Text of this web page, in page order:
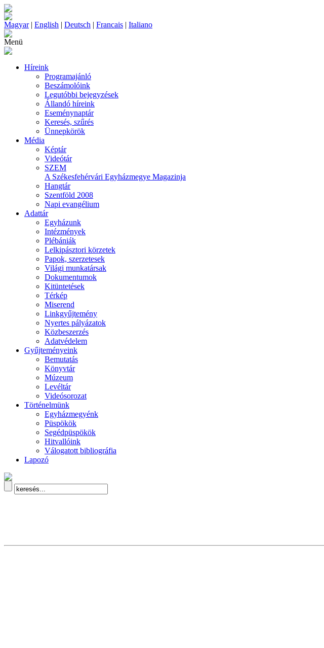
Magyar| English | Deutsch | Francais | Italiano
Menü
Híreink
Programajánló
Beszámolóink
Legutóbbi bejegyzések
Állandó híreink
Eseménynaptár
Keresés, szűrés
Ünnepkörök
Média
Képtár
Videótár
SZEM
A Székesfehérvári Egyházmegye Magazinja
Hangtár
Szentföld 2008
Napi evangélium
Adattár
Egyházunk
Intézmények
Plébániák
Lelkipásztori körzetek
Papok, szerzetesek
Világi munkatársak
Dokumentumok
Kitüntetések
Térkép
Miserend
Linkgyűjtemény
Nyertes pályázatok
Közbeszerzés
Adatvédelem
Gyűjteményeink
Bemutatás
Könyvtár
Múzeum
Levéltár
Videósorozat
Történelmünk
Egyházmegyénk
Püspökök
Segédpüspökök
Hitvallóink
Válogatott bibliográfia
Lapozó